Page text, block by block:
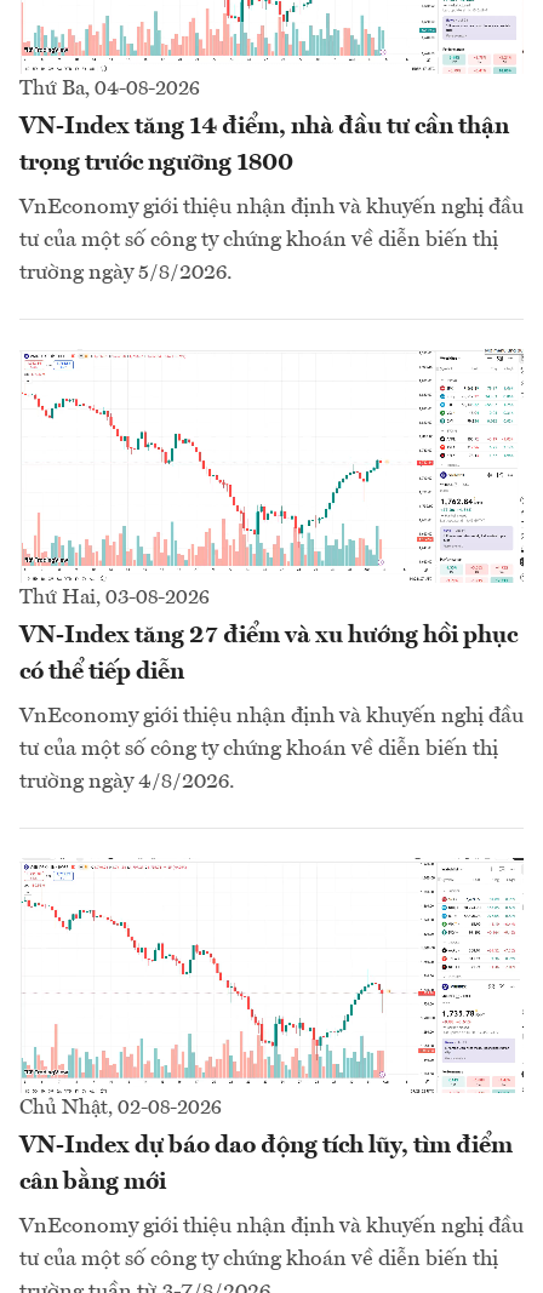
Thứ Ba, 04-08-2026
VN-Index tăng 14 điểm, nhà đầu tư cần thận
trọng trước ngưỡng 1800
VnEconomy giới thiệu nhận định và khuyến nghị đầu
tư của một số công ty chứng khoán về diễn biến thị
trường ngày 5/8/2026.
Thứ Hai, 03-08-2026
VN-Index tăng 27 điểm và xu hướng hồi phục
có thể tiếp diễn
VnEconomy giới thiệu nhận định và khuyến nghị đầu
tư của một số công ty chứng khoán về diễn biến thị
trường ngày 4/8/2026.
Chủ Nhật, 02-08-2026
VN-Index dự báo dao động tích lũy, tìm điểm
cân bằng mới
VnEconomy giới thiệu nhận định và khuyến nghị đầu
tư của một số công ty chứng khoán về diễn biến thị